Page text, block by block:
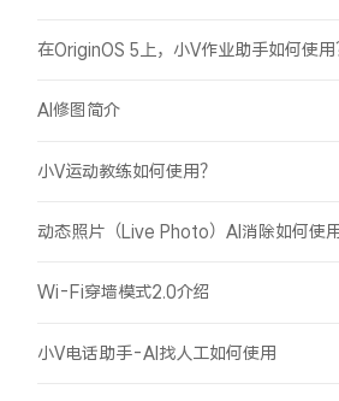
在OriginOS 5上，小V作业助手如何使用
AI修图简介
小V运动教练如何使用？
动态照片（Live Photo）AI消除如何使用
Wi-Fi穿墙模式2.0介绍
小V电话助手-AI找人工如何使用